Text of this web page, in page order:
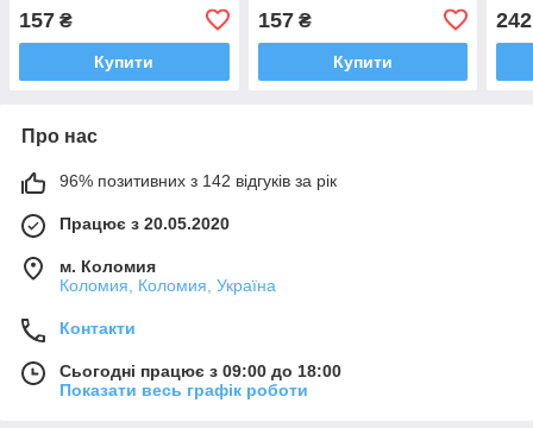
157 ₴
Купити
157₴
Купити
242
Про нас
96% позитивних з 142 відгуків за рік
Працює з 20.05.2020
м. Коломия
Коломия, Коломия, Україна
Контакти
Сьогодні працює з 09:00 до 18:00
Показати весь графік роботи